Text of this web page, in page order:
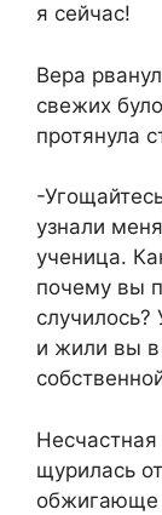
я сейчас!
Вера
свежих
протянула
-
узнали
ученица.
почему вы
и жили вы в
щурилась
обжигающе